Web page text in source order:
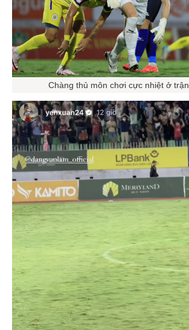
Chàng thủ môn chơi cực nhiệt ở